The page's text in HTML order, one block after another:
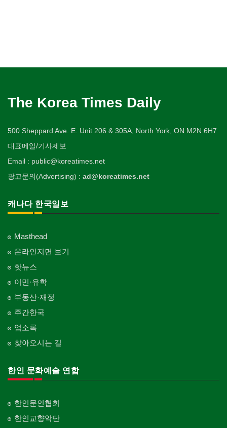
The Korea Times Daily
500 Sheppard Ave. E. Unit 206 & 305A, North York, ON M2N 6H7
대표메일/기사제보
Email : public@koreatimes.net
광고문의(Advertising) : ad@koreatimes.net
캐나다 한국일보
Masthead
온라인지면 보기
핫뉴스
이민·유학
부동산·재정
주간한국
업소록
찾아오시는 길
한인 문화예술 연합
한인문인협회
한인교향악단